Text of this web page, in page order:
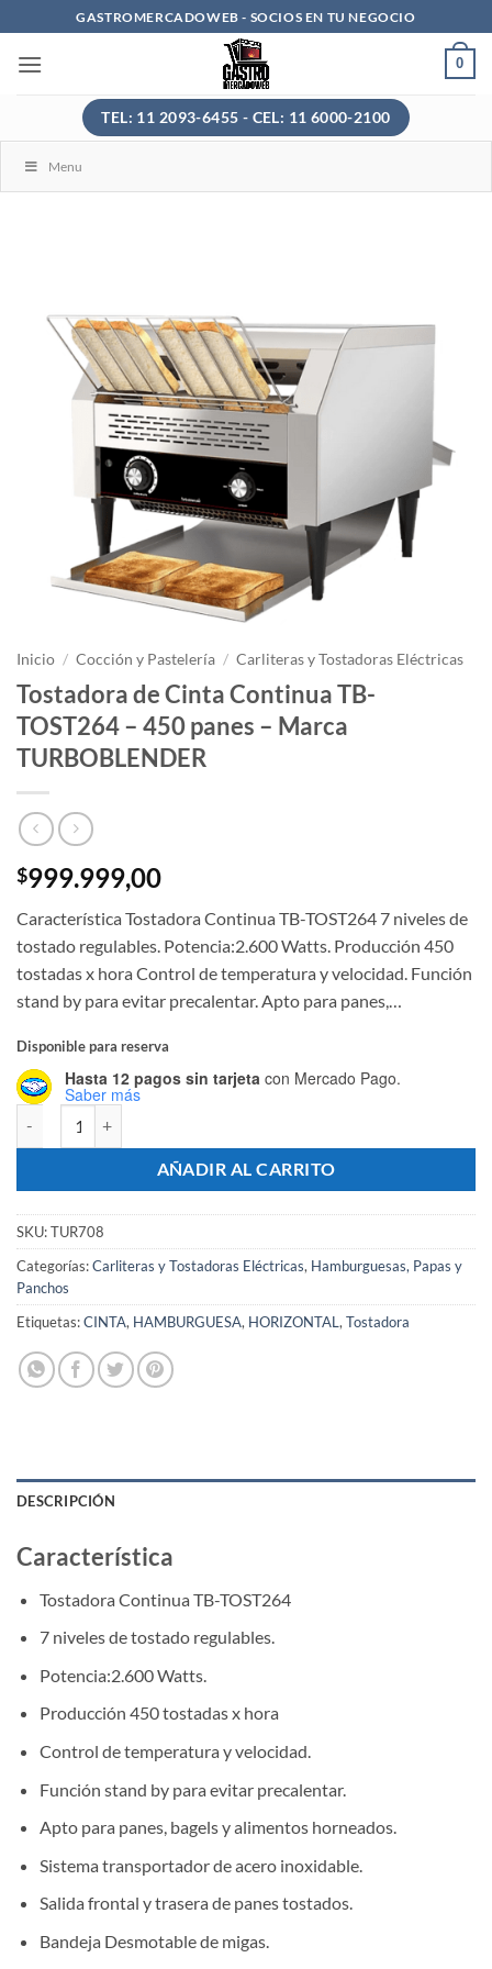
al
contenido
GASTROMERCADOWEB - SOCIOS EN TU NEGOCIO
0
TEL: 11 2093-6455 - CEL: 11 6000-2100
Menu
Inicio / Cocción y Pastelería / Carliteras y Tostadoras Eléctricas
Tostadora de Cinta Continua TB-
TOST264 – 450 panes – Marca
TURBOBLENDER
$999.999,00
Característica Tostadora Continua TB-TOST264 7 niveles de
tostado regulables. Potencia:2.600 Watts. Producción 450
tostadas x hora Control de temperatura y velocidad. Función
stand by para evitar precalentar. Apto para panes,…
Disponible para reserva
Hasta 12 pagos sin tarjeta con Mercado Pago.
Saber más
AÑADIR AL CARRITO
SKU:TUR708
Categorías:Carliteras y Tostadoras Eléctricas, Hamburguesas, Papas y
Panchos
Etiquetas:CINTA, HAMBURGUESA, HORIZONTAL , Tostadora
DESCRIPCIÓN
Característica
Tostadora Continua TB-TOST264
7 niveles de tostado regulables.
Potencia:2.600 Watts.
Producción 450 tostadas x hora
Control de temperatura y velocidad.
Función stand by para evitar precalentar.
Apto para panes, bagels y alimentos horneados.
Sistema transportador de acero inoxidable.
Salida frontal y trasera de panes tostados.
Bandeja Desmotable de migas.